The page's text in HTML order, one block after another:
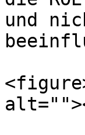
und